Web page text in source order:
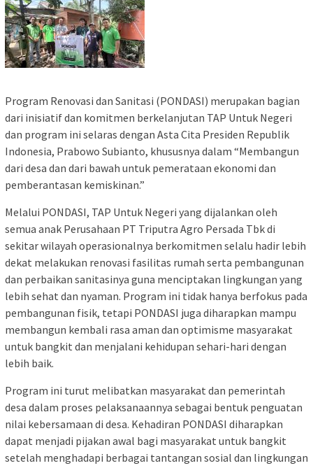
Program Renovasi dan Sanitasi (PONDASI) merupakan bagian
dari inisiatif dan komitmen berkelanjutan TAP Untuk Negeri
dan program ini selaras dengan Asta Cita Presiden Republik
Indonesia, Prabowo Subianto, khususnya dalam “Membangun
dari desa dan dari bawah untuk pemerataan ekonomi dan
pemberantasan kemiskinan.”
Melalui PONDASI, TAP Untuk Negeri yang dijalankan oleh
semua anak Perusahaan PT Triputra Agro Persada Tbk di
sekitar wilayah operasionalnya berkomitmen selalu hadir lebih
dekat melakukan renovasi fasilitas rumah serta pembangunan
dan perbaikan sanitasinya guna menciptakan lingkungan yang
lebih sehat dan nyaman. Program ini tidak hanya berfokus pada
pembangunan fisik, tetapi PONDASI juga diharapkan mampu
membangun kembali rasa aman dan optimisme masyarakat
untuk bangkit dan menjalani kehidupan sehari-hari dengan
lebih baik.
Program ini turut melibatkan masyarakat dan pemerintah
desa dalam proses pelaksanaannya sebagai bentuk penguatan
nilai kebersamaan di desa. Kehadiran PONDASI diharapkan
dapat menjadi pijakan awal bagi masyarakat untuk bangkit
setelah menghadapi berbagai tantangan sosial dan lingkungan